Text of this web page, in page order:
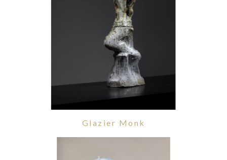
Glazier Monk